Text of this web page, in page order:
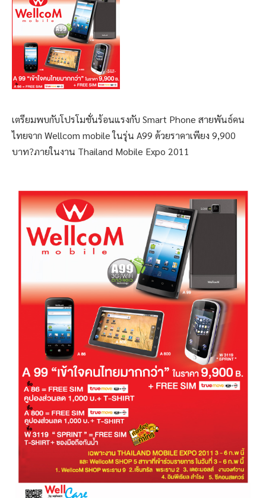
เตรียมพบกับโปรโมชั่นร้อนแรงกับ Smart Phone สายพันธ์คน
ไทยจาก Wellcom mobile ในรุ่น A99 ด้วยราคาเพียง 9,900
บาท?ภายในงาน Thailand Mobile Expo 2011